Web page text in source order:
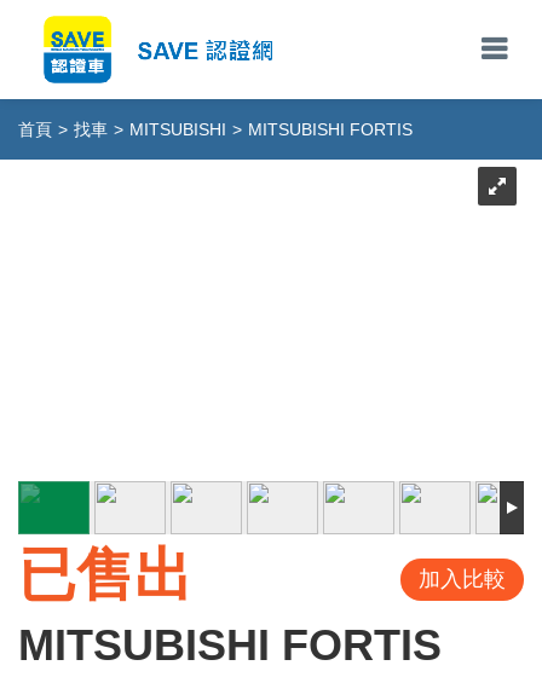
首頁 > 找車 > MITSUBISHI > MITSUBISHI FORTIS
已售出 加入比較
MITSUBISHI FORTIS